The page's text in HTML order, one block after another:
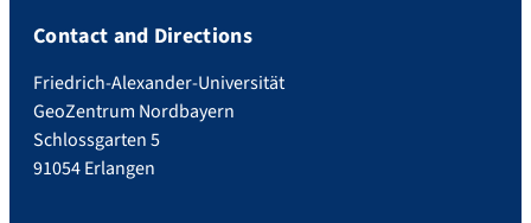
Contact and Directions
Friedrich-Alexander-Universität
GeoZentrum Nordbayern
Schlossgarten 5
91054 Erlangen